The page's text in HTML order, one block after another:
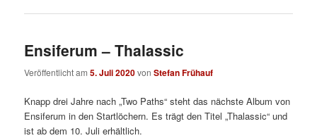
Ensiferum – Thalassic
Veröffentlicht am5. Juli 2020vonStefan Frühauf
Knapp drei Jahre nach „Two Paths“ steht das nächste Album von
Ensiferum in den Startlöchern. Es trägt den Titel „Thalassic“ und
ist ab dem 10. Juli erhältlich.